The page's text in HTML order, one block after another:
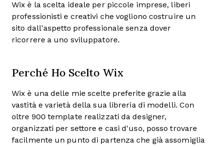
Wix è la scelta ideale per piccole imprese, liberi
professionisti e creativi che vogliono costruire un
sito dall'aspetto professionale senza dover
ricorrere a uno sviluppatore.
Perché Ho Scelto Wix
Wix è una delle mie scelte preferite grazie alla
vastità e varietà della sua libreria di modelli. Con
oltre 900 template realizzati da designer,
organizzati per settore e casi d'uso, posso trovare
facilmente un punto di partenza che già assomiglia